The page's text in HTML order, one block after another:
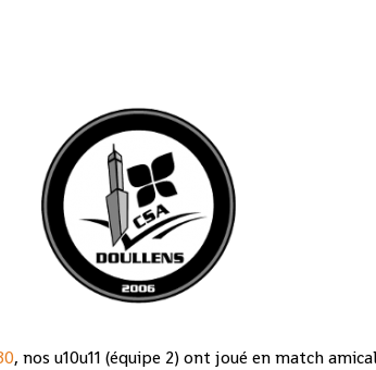
, nos u10u11 (équipe 2) ont joué en match